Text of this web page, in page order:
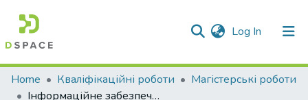
Log In (current)
Communities & Collections
Home Кваліфікаційні роботи
Магістерські роботи
Інформаційне забезпечення управління підприємством (на матеріалах підприємства ТОВ «Arce Contact Center»)